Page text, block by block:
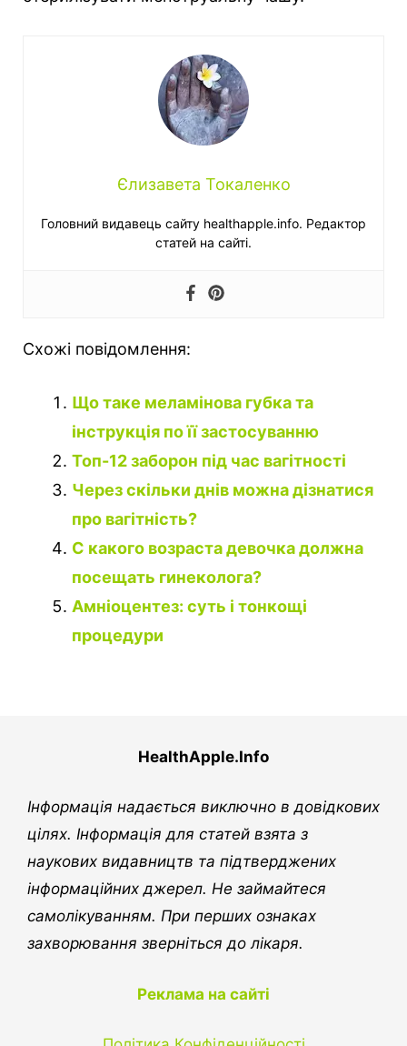
Єлизавета Токаленко
Головний видавець сайту healthapple.info. Редактор
статей на сайті.
Схожі повідомлення:
Що таке меламінова губка та
інструкція по її застосуванню
Топ-12 заборон під час вагітності
Через скільки днів можна дізнатися
про вагітність?
С какого возраста девочка должна
посещать гинеколога?
Амніоцентез: суть і тонкощі
процедури
HealthApple.Info
Інформація надається виключно в довідкових
цілях. Інформація для статей взята з
наукових видавництв та підтверджених
інформаційних джерел. Не займайтеся
самолікуванням. При перших ознаках
захворювання зверніться до лікаря.
Реклама на сайті